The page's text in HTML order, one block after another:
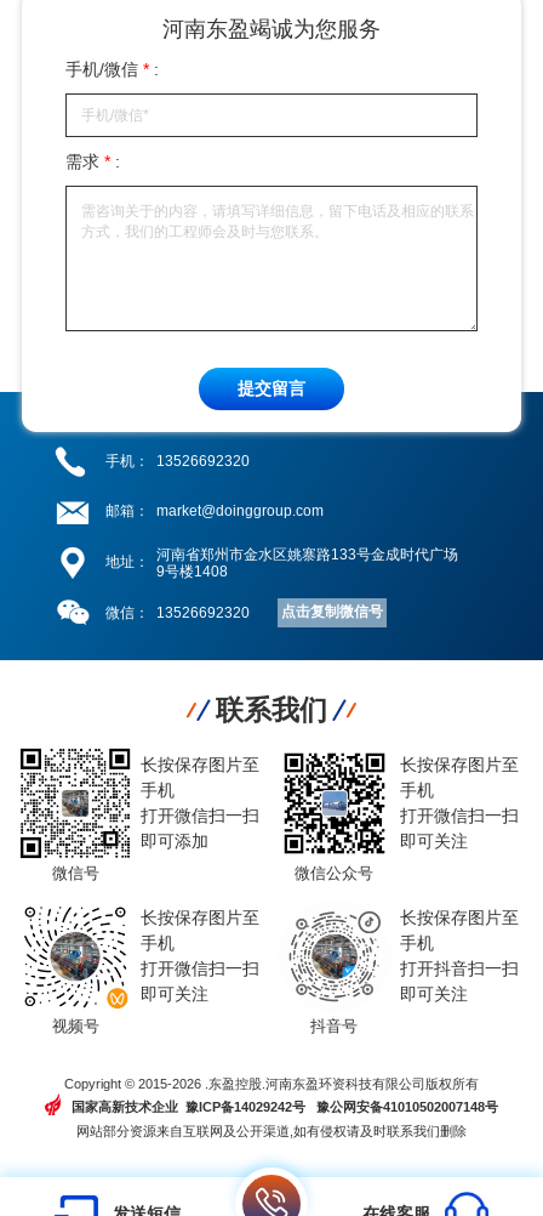
河南东盈竭诚为您服务
手机/微信* :
需求* :
提交留言
手机： 13526692320
邮箱： market@doinggroup.com
地址：
河南省郑州市金水区姚寨路133号金成时代广场
9号楼1408
微信： 13526692320 点击复制微信号
联系我们
微信号
长按保存图片至
手机
打开微信扫一扫
即可添加
微信公众号
长按保存图片至
手机
打开微信扫一扫
即可关注
视频号
长按保存图片至
手机
打开微信扫一扫
即可关注
抖音号
长按保存图片至
手机
打开抖音扫一扫
即可关注
Copyright © 2015-2026 .东盈控股.河南东盈环资科技有限公司版权所有
国家高新技术企业 豫ICP备14029242号豫公网安备41010502007148号
网站部分资源来自互联网及公开渠道,如有侵权请及时联系我们删除